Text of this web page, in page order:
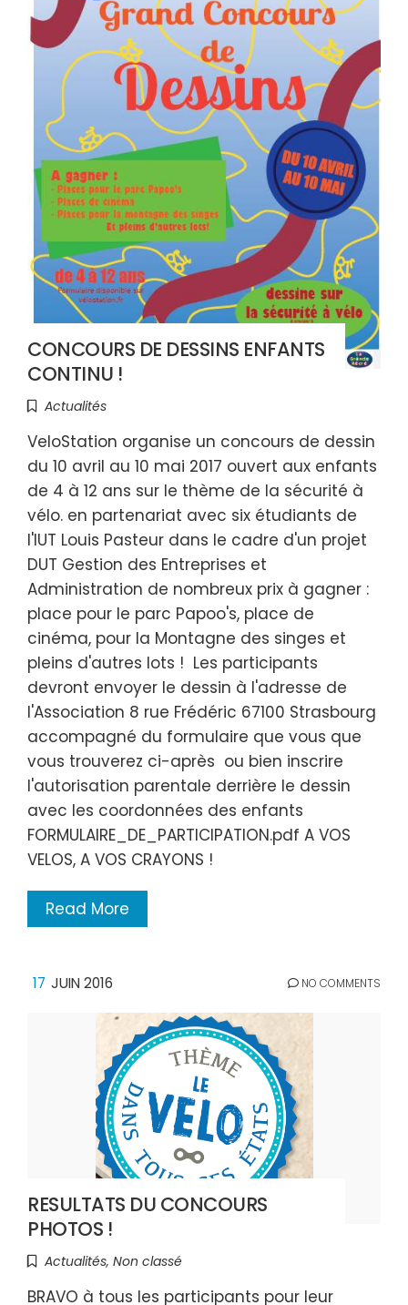
CONCOURS DE DESSINS ENFANTS
CONTINU !
Actualités
VeloStation organise un concours de dessin
du 10 avril au 10 mai 2017 ouvert aux enfants
de 4 à 12 ans sur le thème de la sécurité à
vélo. en partenariat avec six étudiants de
l'IUT Louis Pasteur dans le cadre d'un projet
DUT Gestion des Entreprises et
Administration de nombreux prix à gagner :
place pour le parc Papoo's, place de
cinéma, pour la Montagne des singes et
pleins d'autres lots ! Les participants
devront envoyer le dessin à l'adresse de
l'Association 8 rue Frédéric 67100 Strasbourg
accompagné du formulaire que vous que
vous trouverez ci-après ou bien inscrire
l'autorisation parentale derrière le dessin
avec les coordonnées des enfants
FORMULAIRE_DE_PARTICIPATION.pdf A VOS
VELOS, A VOS CRAYONS !
Read More
17 JUIN 2016 NO COMMENTS
RESULTATS DU CONCOURS
PHOTOS !
Actualités, Non classé
BRAVO à tous les participants pour leur